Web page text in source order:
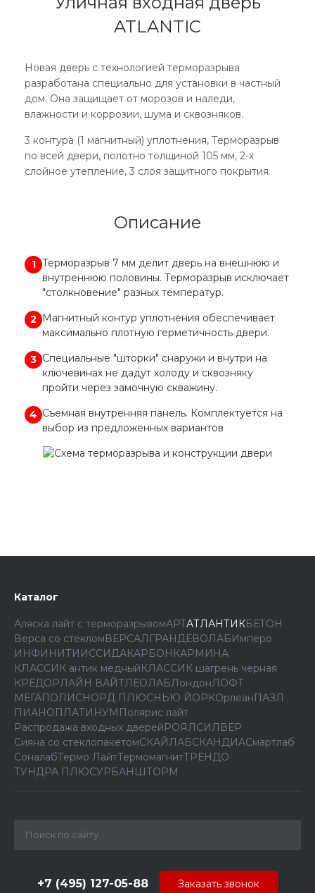
ATLANTIC
Новая дверь с технологией терморазрыва
разработана специально для установки в частный
дом. Она защищает от морозов и наледи,
влажности и коррозии, шума и сквозняков.
3 контура (1 магнитный) уплотнения, Терморазрыв
по всей двери, полотно толщиной 105 мм, 2-х
слойное утепление, 3 слоя защитного покрытия.
Описание
1 Терморазрыв 7 мм делит дверь на внешнюю и
внутреннюю половины. Терморазрыв исключает
"столкновение" разных температур.
2
Магнитный контур уплотнения обеспечивает
максимально плотную герметичность двери.
3 Специальные "шторки" снаружи и внутри на
ключевинах не дадут холоду и сквозняку
пройти через замочную скважину.
4 Съемная внутренняя панель. Комплектуется на
выбор из предложенных вариантов
Каталог
Аляска лайт с терморазрывомАРТАТЛАНТИКБЕТОН
Верса со стекломВЕРСАЛ ГРАНД ЕВОЛАБИмперо
ИНФИНИТИ ИССИДАКАРБОН КАРМИНА
КЛАССИК антик медныйКЛАССИК шагрень черная
КРЕДОРЛАЙН ВАЙТЛЕОЛАБЛондонЛОФТ
МЕГАПОЛИСНОРД ПЛЮСНЬЮ ЙОРКОрлеанПАЗЛ
ПИАНОПЛАТИНУМ Полярис лайт
Распродажа входных дверейРОЯЛСИЛВЕР
Сияна со стеклопакетомСКАЙЛАБСКАНДИAСмартлаб
СоналабТермо ЛайтТермомагнитТРЕНДО
ТУНДРА ПЛЮСУРБАН ШТОРМ
+7 (495) 127-05-88‬ Заказать звонок